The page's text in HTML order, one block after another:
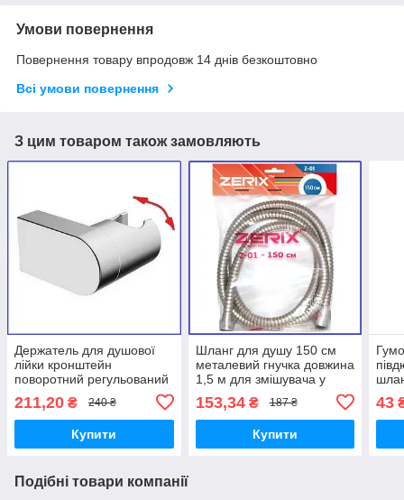
Умови повернення
Повернення товару впродовж 14 днів безкоштовно
Всі умови повернення
З цим товаром також замовляють
Держатель для душової
лійки кронштейн
поворотний регульований
Zerix ZR34
211,20 ₴ 240 ₴
Купити
Шланг для душу 150 см
металевий гнучка довжина
1,5 м для змішувача у
Zerix Z01 (ZX0198
153,34₴ 187 ₴
Купити
43
Подібні товари компанії